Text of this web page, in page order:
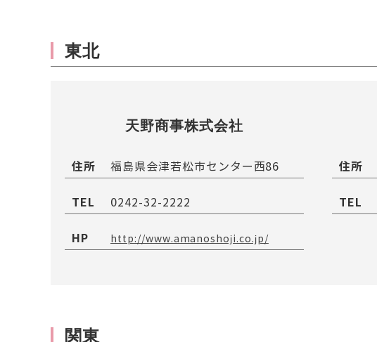
東北
天野商事株式会社
住所 福島県会津若松市センター西86
TEL 0242-32-2222
HP http://www.amanoshoji.co.jp/
住所
TEL
関東